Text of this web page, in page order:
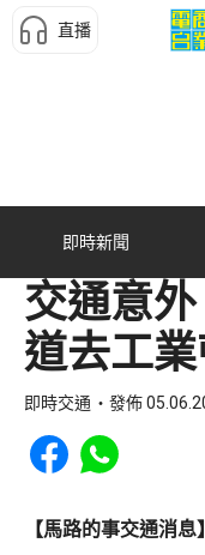
直播
即時新聞
交通意
道去工
即時交通 發佈
Share to Facebook
Share to
【馬路的事交通消息】